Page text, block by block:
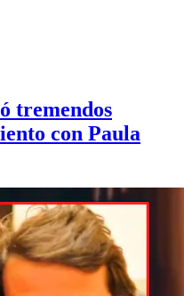
tremendos
con Paula